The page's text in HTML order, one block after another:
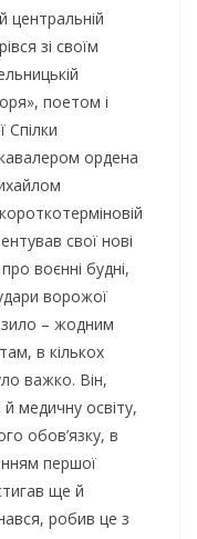
центральній
зі своїм
поетом і
Спілки
ордена
свої нові
воєнні будні,
ворожої
– жодним
в кількох
важко. Він,
медичну освіту,
обов’язку, в
першої
ще й
робив це з